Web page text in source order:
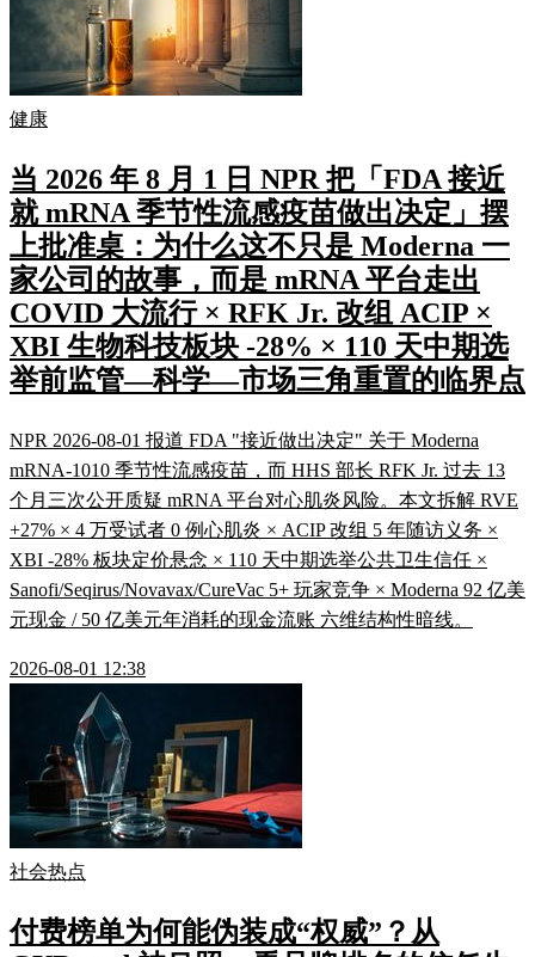
健康
当 2026 年 8 月 1 日 NPR 把「FDA 接近
就 mRNA 季节性流感疫苗做出决定」摆
上批准桌：为什么这不只是 Moderna 一
家公司的故事，而是 mRNA 平台走出
COVID 大流行 × RFK Jr. 改组 ACIP ×
XBI 生物科技板块 -28% × 110 天中期选
举前监管—科学—市场三角重置的临界点
NPR 2026-08-01 报道 FDA "接近做出决定" 关于 Moderna
mRNA-1010 季节性流感疫苗，而 HHS 部长 RFK Jr. 过去 13
个月三次公开质疑 mRNA 平台对心肌炎风险。本文拆解 RVE
+27% × 4 万受试者 0 例心肌炎 × ACIP 改组 5 年随访义务 ×
XBI -28% 板块定价悬念 × 110 天中期选举公共卫生信任 ×
Sanofi/Seqirus/Novavax/CureVac 5+ 玩家竞争 × Moderna 92 亿美
元现金 / 50 亿美元年消耗的现金流账 六维结构性暗线。
2026-08-01 12:38
社会热点
付费榜单为何能伪装成“权威”？从